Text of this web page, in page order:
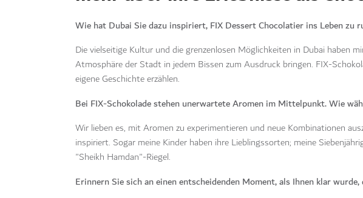
Wie hat Dubai Sie dazu inspiriert, FIX Dessert Chocolatier ins Leben zu
Die vielseitige Kultur und die grenzenlosen Möglichkeiten in Dubai haben
Atmosphäre der Stadt in jedem Bissen zum Ausdruck bringen. FIX-
eigene Geschichte erzählen.
Bei FIX-Schokolade stehen unerwartete Aromen im Mittelpunkt. Wie
Wir lieben es, mit Aromen zu experimentieren und neue Kombinationen
inspiriert. Sogar meine Kinder haben ihre Lieblingssorten; meine
"Sheikh Hamdan"-Riegel.
Erinnern Sie sich an einen entscheidenden Moment, als Ihnen klar